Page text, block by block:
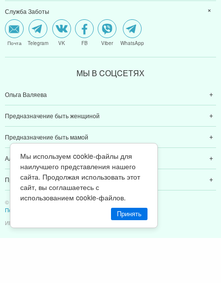
Служба Заботы
Почта Telegram VK FB Viber WhatsApp
МЫ В CОЦCЕТЯХ
Ольга Валяева
Предназначение быть женщиной
Предназначение быть мамой
Алексей Валяев
Предназначение быть папой
© 2011-2026 Предназначение быть Женщиной
Политика конфиденциальности
ИП Валяев А. В. | ИНН 380111808709
Мы используем cookie-файлы для
наилучшего представления нашего
сайта. Продолжая использовать этот
сайт, вы соглашаетесь с
использованием cookie-файлов.
Принять